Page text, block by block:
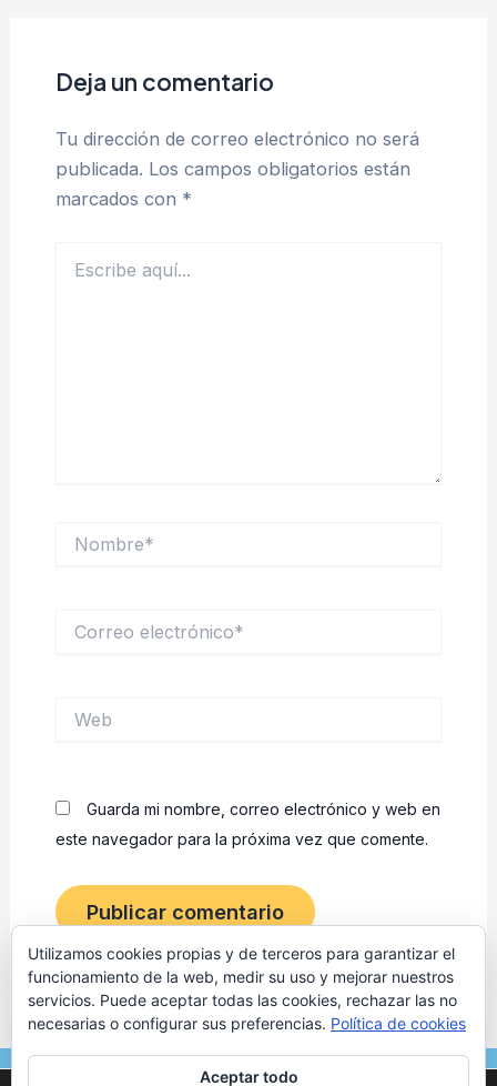
Deja un comentario
Tu dirección de correo electrónico no será
publicada. Los campos obligatorios están
marcados con *
aquí...
electrónico*
Guarda mi nombre, correo electrónico y web en
este navegador para la próxima vez que comente.
F
I
Utilizamos cookies propias y de terceros para garantizar el
funcionamiento de la web, medir su uso y mejorar nuestros
servicios. Puede aceptar todas las cookies, rechazar las no
necesarias o configurar sus preferencias. Política de cookies
Aceptar todo